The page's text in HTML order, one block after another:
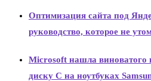
Оптимизация сайта под
руководство, которое не
Microsoft нашла виноватого
диску C на ноутбуках